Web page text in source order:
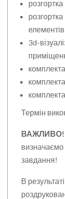
елементів
3d-
Термін
ВАЖЛИВО!
визначаємо
завдання!
В